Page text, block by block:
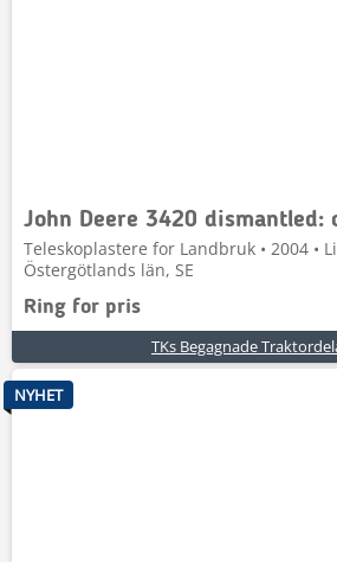
John Deere 3420 dismantled:
Teleskoplastere for Landbruk • 2004 •
Östergötlands län, SE
Ring for pris
TKs Begagnade
NYHET